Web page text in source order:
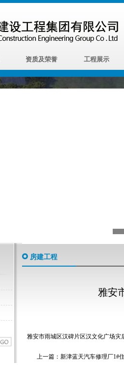
资质及荣誉 工程展示
房建工程
雅安
雅安市雨城区汉碑片区汉文化广场灾
上一篇： 新津蓝天汽车修理厂1#